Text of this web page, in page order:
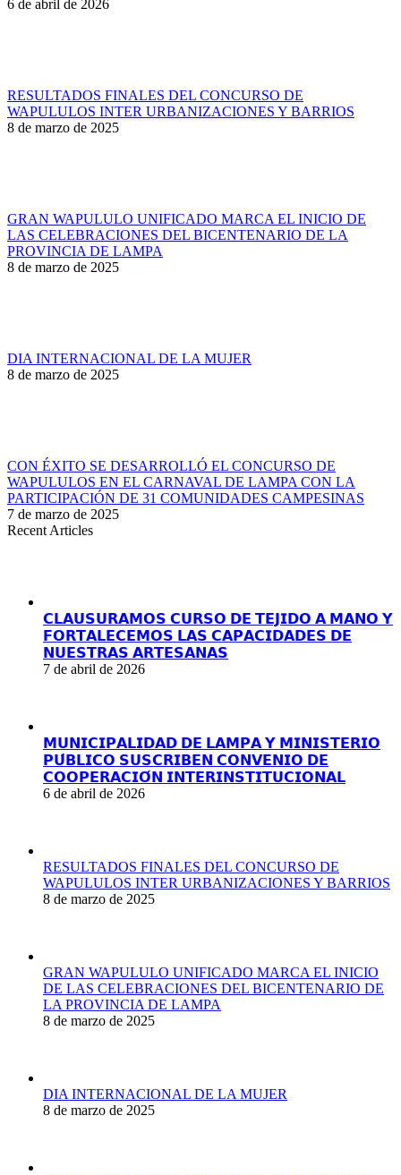
6 de abril de 2026
RESULTADOS FINALES DEL CONCURSO DE
WAPULULOS INTER URBANIZACIONES Y BARRIOS
8 de marzo de 2025
GRAN WAPULULO UNIFICADO MARCA EL INICIO DE
LAS CELEBRACIONES DEL BICENTENARIO DE LA
PROVINCIA DE LAMPA
8 de marzo de 2025
DIA INTERNACIONAL DE LA MUJER
8 de marzo de 2025
CON ÉXITO SE DESARROLLÓ EL CONCURSO DE
WAPULULOS EN EL CARNAVAL DE LAMPA CON LA
PARTICIPACIÓN DE 31 COMUNIDADES CAMPESINAS
7 de marzo de 2025
Recent Articles
𝗖𝗟𝗔𝗨𝗦𝗨𝗥𝗔𝗠𝗢𝗦 𝗖𝗨𝗥𝗦𝗢 𝗗𝗘 𝗧𝗘𝗝𝗜𝗗𝗢 𝗔 𝗠𝗔𝗡𝗢 𝗬
𝗙𝗢𝗥𝗧𝗔𝗟𝗘𝗖𝗘𝗠𝗢𝗦 𝗟𝗔𝗦 𝗖𝗔𝗣𝗔𝗖𝗜𝗗𝗔𝗗𝗘𝗦 𝗗𝗘
𝗡𝗨𝗘𝗦𝗧𝗥𝗔𝗦 𝗔𝗥𝗧𝗘𝗦𝗔𝗡𝗔𝗦
7 de abril de 2026
𝗠𝗨𝗡𝗜𝗖𝗜𝗣𝗔𝗟𝗜𝗗𝗔𝗗 𝗗𝗘 𝗟𝗔𝗠𝗣𝗔 𝗬 𝗠𝗜𝗡𝗜𝗦𝗧𝗘𝗥𝗜𝗢
𝗣𝗨́𝗕𝗟𝗜𝗖𝗢 𝗦𝗨𝗦𝗖𝗥𝗜𝗕𝗘𝗡 𝗖𝗢𝗡𝗩𝗘𝗡𝗜𝗢 𝗗𝗘
𝗖𝗢𝗢𝗣𝗘𝗥𝗔𝗖𝗜𝗢́𝗡 𝗜𝗡𝗧𝗘𝗥𝗜𝗡𝗦𝗧𝗜𝗧𝗨𝗖𝗜𝗢𝗡𝗔𝗟
6 de abril de 2026
RESULTADOS FINALES DEL CONCURSO DE
WAPULULOS INTER URBANIZACIONES Y BARRIOS
8 de marzo de 2025
GRAN WAPULULO UNIFICADO MARCA EL INICIO
DE LAS CELEBRACIONES DEL BICENTENARIO DE
LA PROVINCIA DE LAMPA
8 de marzo de 2025
DIA INTERNACIONAL DE LA MUJER
8 de marzo de 2025